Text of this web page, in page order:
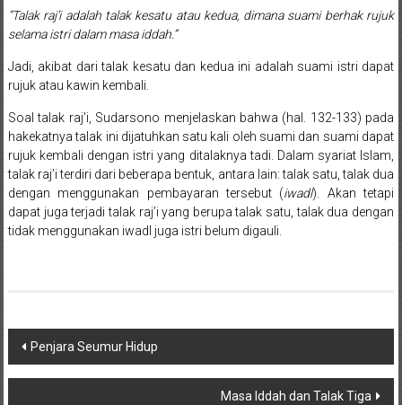
Denpasar,
Ungaran,
Pontianak,
Bandung,
Kendari,
Riau,
Mukomuko,
Gunung
“Talak raj’i adalah talak kesatu atau kedua, dimana suami berhak rujuk
selama istri dalam masa iddah.”
Jadi, akibat dari talak kesatu dan kedua ini adalah suami istri dapat
rujuk atau kawin kembali.
Soal talak raj’i, Sudarsono menjelaskan bahwa (hal. 132-133) pada
hakekatnya talak ini dijatuhkan satu kali oleh suami dan suami dapat
rujuk kembali dengan istri yang ditalaknya tadi. Dalam syariat Islam,
talak raj’i terdiri dari beberapa bentuk, antara lain: talak satu, talak dua
dengan menggunakan pembayaran tersebut (iwadl). Akan tetapi
dapat juga terjadi talak raj’i yang berupa talak satu, talak dua dengan
tidak menggunakan iwadl juga istri belum digauli.
Navigasi
pos
Penjara Seumur Hidup
Masa Iddah dan Talak Tiga